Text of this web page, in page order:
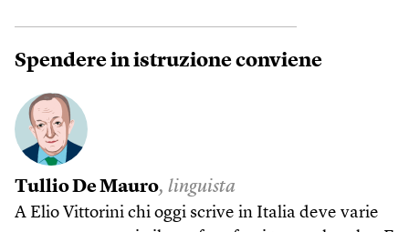
Spendere in istruzione conviene
Tullio De Mauro, linguista
A Elio Vittorini chi oggi scrive in Italia deve varie